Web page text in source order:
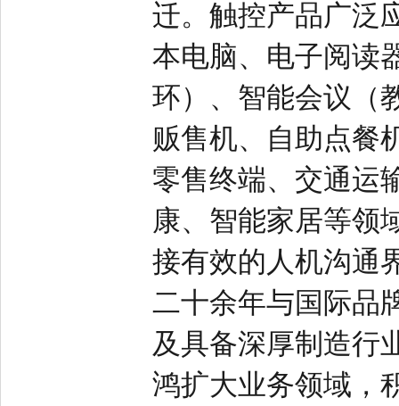
迁。触控产品广泛
本电脑、电子阅读
环）、智能会议（
贩售机、自助点餐
零售终端、交通运
康、智能家居等领
接有效的人机沟通
二十余年与国际品
及具备深厚制造行
鸿扩大业务领域，